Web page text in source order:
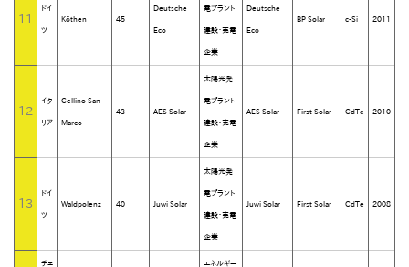
11
ドイ
ツ
Köthen 45
Deutsche
Eco
電プラント
建設・売電
企業
Deutsche
Eco
BP Solar c-Si 2011
12
イタ
リア
Cellino San
Marco
43 AES Solar
太陽光発
電プラント
建設・売電
企業
AES Solar First Solar CdTe 2010
13
ドイ
ツ
Waldpolenz 40 Juwi Solar
太陽光発
電プラント
建設・売電
企業
Juwi Solar First Solar CdTe 2008
チェ エネルギー